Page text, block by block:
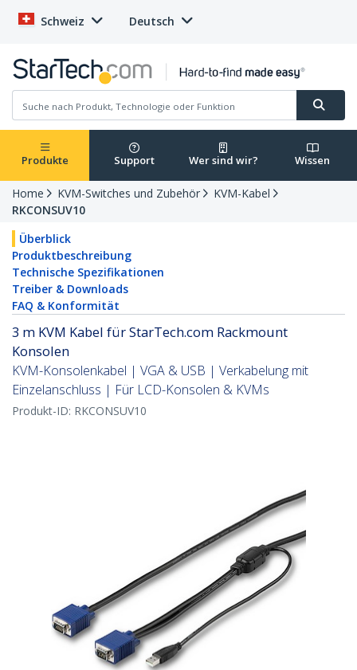
Schweiz Deutsch
Produkte Support Wer sind wir? Wissen
Home KVM-Switches und Zubehör
KVM-Kabel
RKCONSUV10
Überblick
Produktbeschreibung
Technische Spezifikationen
Treiber & Downloads
FAQ & Konformität
3 m KVM Kabel für StarTech.com Rackmount
Konsolen
KVM-Konsolenkabel | VGA & USB | Verkabelung mit
Einzelanschluss | Für LCD-Konsolen & KVMs
Produkt-ID: RKCONSUV10